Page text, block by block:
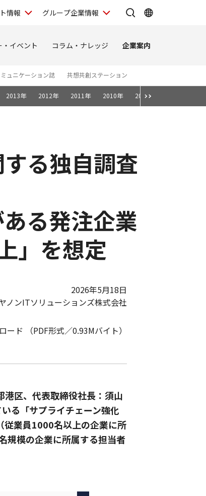
情報 グループ企業情報
イベント コラム・ナレッジ 企業案内
ュニケーション誌 共想共創ステーション
2013年 2012年 2011年 2010年 2009年
る独自調査
る発注企業
」を想定
2026年5月18日
ノンITソリューションズ株式会社
ード （PDF形式／0.93Mバイト）
区、代表取締役社長：須山
る「サプライチェーン強化
従業員1000名以上の企業に所
規模の企業に所属する担当者